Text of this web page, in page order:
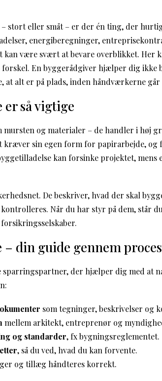
stort eller småt – er der én ting, der
energiberegninger,
være svært at bevare overblikket. Her
En byggerådgiver hjælper dig ikke
at alt er på plads, inden håndværkerne går
så vigtige
og materialer – de handler i høj
kræver sin egen form for papirarbejde, og
kan forsinke projektet,
De beskriver, hvad der skal
Når du har styr på dem, står
din guide gennem
der hjælper dig med at
som tegninger, beskrivelser og
mellem arkitekt, entreprenør og
og standarder, fx bygningsreglementet.
, så du ved, hvad du kan forvente.
og tillæg håndteres korrekt.